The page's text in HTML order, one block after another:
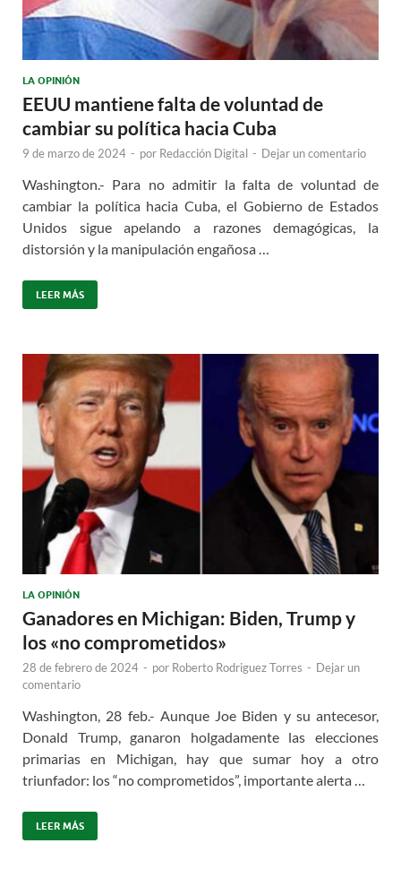
LA OPINIÓN
EEUU mantiene falta de voluntad de
cambiar su política hacia Cuba
9 de marzo de 2024 - por Redacción Digital - Dejar un comentario
Washington.- Para no admitir la falta de voluntad de
cambiar la política hacia Cuba, el Gobierno de Estados
Unidos sigue apelando a razones demagógicas, la
distorsión y la manipulación engañosa …
LEER MÁS
LA OPINIÓN
Ganadores en Michigan: Biden, Trump y
los «no comprometidos»
28 de febrero de 2024 - por Roberto Rodriguez Torres - Dejar un
comentario
Washington, 28 feb.- Aunque Joe Biden y su antecesor,
Donald Trump, ganaron holgadamente las elecciones
primarias en Michigan, hay que sumar hoy a otro
triunfador: los “no comprometidos”, importante alerta …
LEER MÁS